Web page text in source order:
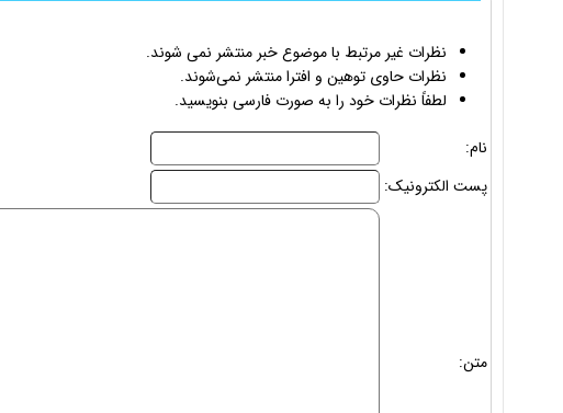
نظرات غیر مرتبط با موضوع خبر منتشر نمی شوند.
نظرات حاوی توهین و افترا منتشر نمی‌شوند.
لطفاً نظرات خود را به صورت فارسی بنویسید.
نام:
پست الکترونیک:
متن: